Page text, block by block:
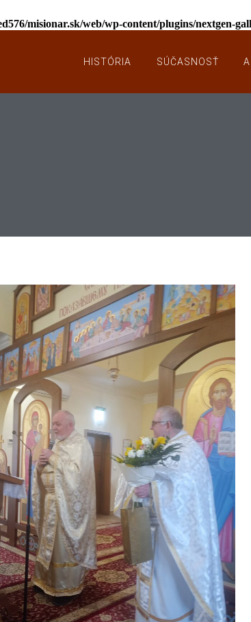
misionar.sk/web/wp-content/plugins/nextgen-
HISTÓRIA SÚČASNOSŤ